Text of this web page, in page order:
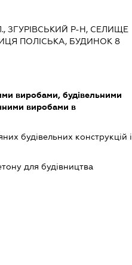
ЗГУРІВСЬКИЙ Р-Н, СЕЛИЩЕ
ПОЛІСЬКА, БУДИНОК 8
виробами, будівельними
виробами в
будівельних конструкцій і
для будівництва